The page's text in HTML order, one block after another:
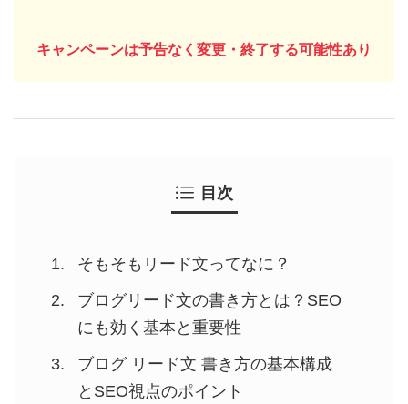
キャンペーンは予告なく変更・終了する可能性あり
目次
そもそもリード文ってなに？
ブログリード文の書き方とは？SEO
にも効く基本と重要性
ブログ リード文 書き方の基本構成
とSEO視点のポイント